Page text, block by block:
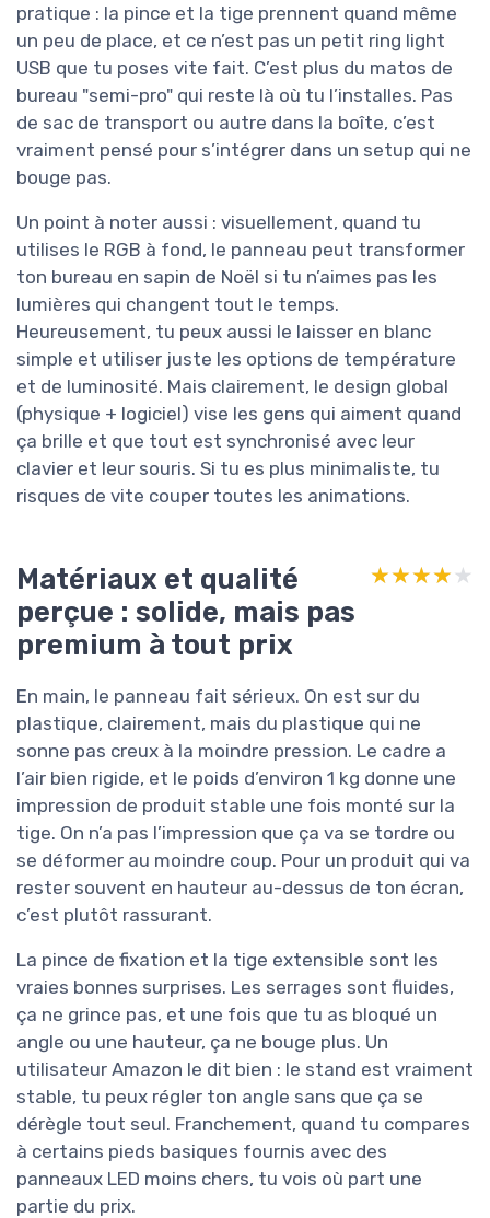
pratique : la pince et la tige prennent quand même
un peu de place, et ce n’est pas un petit ring light
USB que tu poses vite fait. C’est plus du matos de
bureau "semi-pro" qui reste là où tu l’installes. Pas
de sac de transport ou autre dans la boîte, c’est
vraiment pensé pour s’intégrer dans un setup qui ne
bouge pas.
Un point à noter aussi : visuellement, quand tu
utilises le RGB à fond, le panneau peut transformer
ton bureau en sapin de Noël si tu n’aimes pas les
lumières qui changent tout le temps.
Heureusement, tu peux aussi le laisser en blanc
simple et utiliser juste les options de température
et de luminosité. Mais clairement, le design global
(physique + logiciel) vise les gens qui aiment quand
ça brille et que tout est synchronisé avec leur
clavier et leur souris. Si tu es plus minimaliste, tu
risques de vite couper toutes les animations.
Matériaux et qualité
perçue : solide, mais pas
premium à tout prix
★★★★★
★★★★★
En main, le panneau fait sérieux. On est sur du
plastique, clairement, mais du plastique qui ne
sonne pas creux à la moindre pression. Le cadre a
l’air bien rigide, et le poids d’environ 1 kg donne une
impression de produit stable une fois monté sur la
tige. On n’a pas l’impression que ça va se tordre ou
se déformer au moindre coup. Pour un produit qui va
rester souvent en hauteur au-dessus de ton écran,
c’est plutôt rassurant.
La pince de fixation et la tige extensible sont les
vraies bonnes surprises. Les serrages sont fluides,
ça ne grince pas, et une fois que tu as bloqué un
angle ou une hauteur, ça ne bouge plus. Un
utilisateur Amazon le dit bien : le stand est vraiment
stable, tu peux régler ton angle sans que ça se
dérègle tout seul. Franchement, quand tu compares
à certains pieds basiques fournis avec des
panneaux LED moins chers, tu vois où part une
partie du prix.